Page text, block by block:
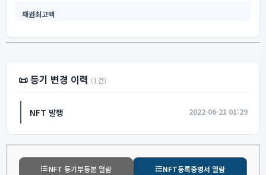
채권최고액
📜 등기 변경 이력 (1건)
NFT 발행 2022-06-21 01:29
NFT 등기부등본 열람 NFT등록증명서 열람